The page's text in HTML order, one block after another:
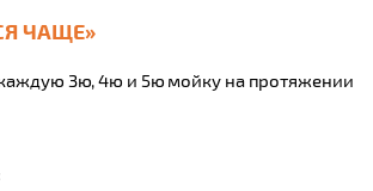
ЧАЩЕ»
3ю, 4ю и 5ю мойку на протяжении